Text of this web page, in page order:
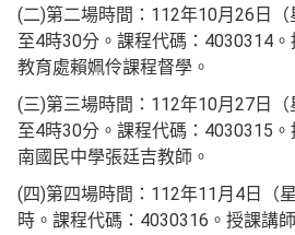
(二)第二場時間：112年10月26日
至4時30分。課程代碼：4030314
教育處賴姵伶課程督學。
(三)第三場時間：112年10月27日
至4時30分。課程代碼：4030315
南國民中學張廷吉教師。
(四)第四場時間：112年11月4日（
時。課程代碼：4030316。授課講